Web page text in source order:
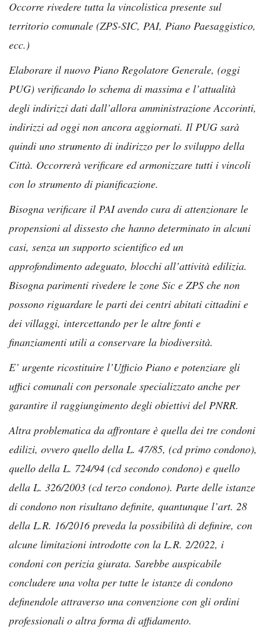
Occorre rivedere tutta la vincolistica presente sul
territorio comunale (ZPS-SIC, PAI, Piano Paesaggistico,
ecc.)
Elaborare il nuovo Piano Regolatore Generale, (oggi
PUG) verificando lo schema di massima e l’attualità
degli indirizzi dati dall’allora amministrazione Accorinti,
indirizzi ad oggi non ancora aggiornati. Il PUG sarà
quindi uno strumento di indirizzo per lo sviluppo della
Città. Occorrerà verificare ed armonizzare tutti i vincoli
con lo strumento di pianificazione.
Bisogna verificare il PAI avendo cura di attenzionare le
propensioni al dissesto che hanno determinato in alcuni
casi, senza un supporto scientifico ed un
approfondimento adeguato, blocchi all’attività edilizia.
Bisogna parimenti rivedere le zone Sic e ZPS che non
possono riguardare le parti dei centri abitati cittadini e
dei villaggi, intercettando per le altre fonti e
finanziamenti utili a conservare la biodiversità.
E’ urgente ricostituire l’Ufficio Piano e potenziare gli
uffici comunali con personale specializzato anche per
garantire il raggiungimento degli obiettivi del PNRR.
Altra problematica da affrontare è quella dei tre condoni
edilizi, ovvero quello della L. 47/85, (cd primo condono),
quello della L. 724/94 (cd secondo condono) e quello
della L. 326/2003 (cd terzo condono). Parte delle istanze
di condono non risultano definite, quantunque l’art. 28
della L.R. 16/2016 preveda la possibilità di definire, con
alcune limitazioni introdotte con la L.R. 2/2022, i
condoni con perizia giurata. Sarebbe auspicabile
concludere una volta per tutte le istanze di condono
definendole attraverso una convenzione con gli ordini
professionali o altra forma di affidamento.